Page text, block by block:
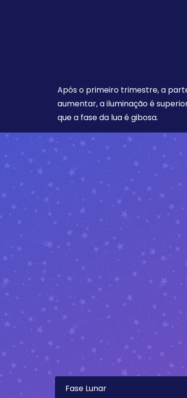
Após o primeiro trimestre, a
aumentar, a iluminação é
que a fase da lua é gibosa.
Fase Lunar